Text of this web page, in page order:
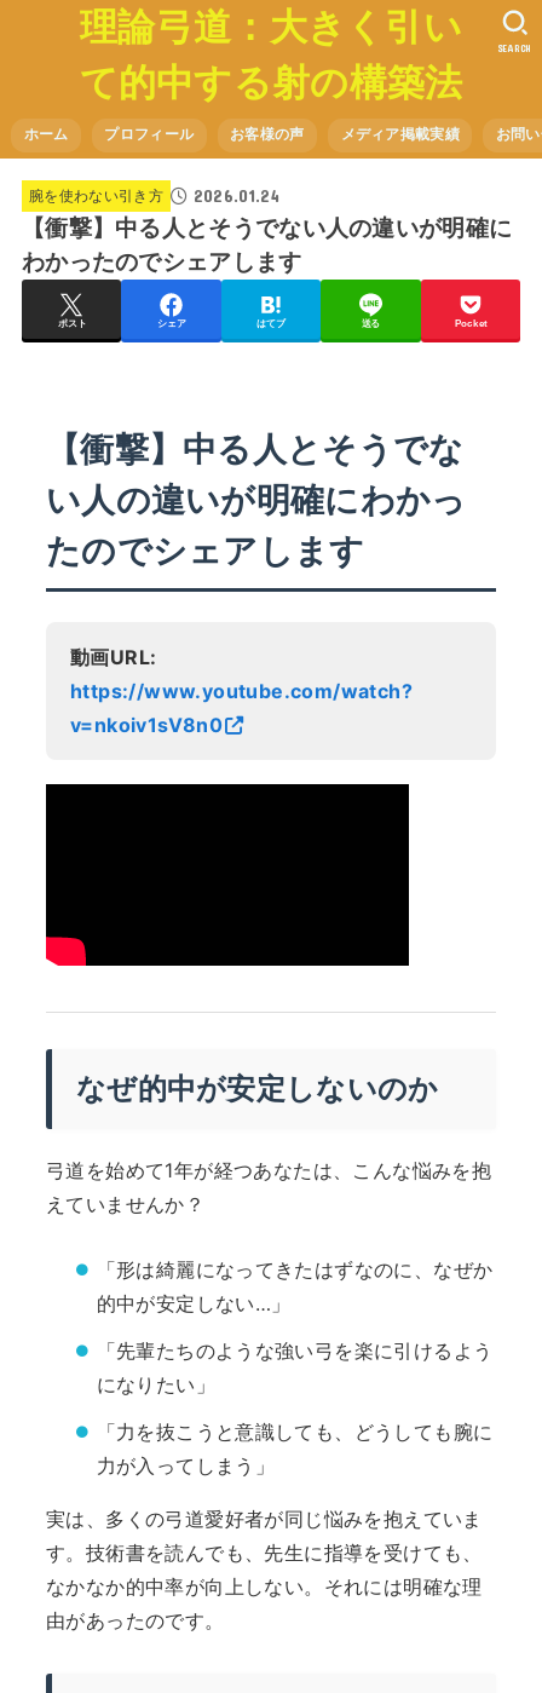
理論弓道：大きく引い
て的中する射の構築法
ホーム プロフィール お客様の声 メディア掲載実績 お問
SEARCH
腕を使わない引き方 2026.01.24
【衝撃】中る人とそうでない人の違いが明確に
わかったのでシェアします
ポスト シェア はてブ 送る Pocket
【衝撃】中る人とそうでな
い人の違いが明確にわかっ
たのでシェアします
動画URL:
https://www.youtube.com/watch?
v=nkoiv1sV8n0
なぜ的中が安定しないのか
弓道を始めて1年が経つあなたは、こんな悩みを抱
えていませんか？
「形は綺麗になってきたはずなのに、なぜか
的中が安定しない…」
「先輩たちのような強い弓を楽に引けるよう
になりたい」
「力を抜こうと意識しても、どうしても腕に
力が入ってしまう」
実は、多くの弓道愛好者が同じ悩みを抱えていま
す。技術書を読んでも、先生に指導を受けても、
なかなか的中率が向上しない。それには明確な理
由があったのです。